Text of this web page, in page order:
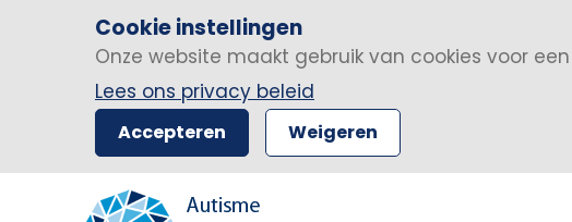
Cookie instellingen
Onze website maakt gebruik van cookies voor
Lees ons privacy beleid
Accepteren Weigeren